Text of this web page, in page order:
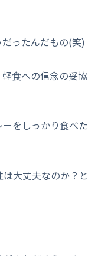
ったんだもの(笑)
食への信念の妥協
をしっかり食べた
大丈夫なのか？と